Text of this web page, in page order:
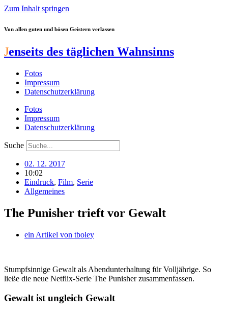
Zum Inhalt springen
Von allen guten und bösen Geistern verlassen
Jenseits des täglichen Wahnsinns
Fotos
Impressum
Datenschutzerklärung
Fotos
Impressum
Datenschutzerklärung
Suche
02. 12. 2017
10:02
Eindruck, Film, Serie
Allgemeines
The Punisher trieft vor Gewalt
ein Artikel von tboley
Stumpfsinnige Gewalt als Abendunterhaltung für Volljährige. So
ließe die neue Netflix-Serie The Punisher zusammenfassen.
Gewalt ist ungleich Gewalt